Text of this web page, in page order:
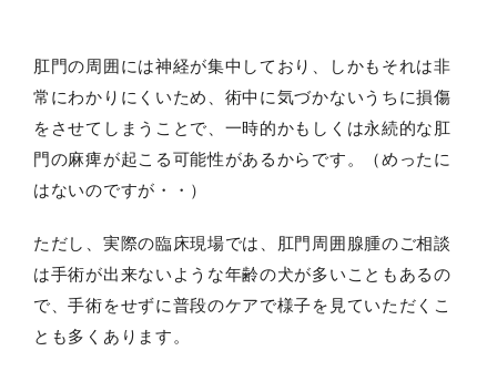
肛門の周囲には神経が集中しており、しかもそれは非
常にわかりにくいため、術中に気づかないうちに損傷
をさせてしまうことで、一時的かもしくは永続的な肛
門の麻痺が起こる可能性があるからです。（めったに
はないのですが・・）
ただし、実際の臨床現場では、肛門周囲腺腫のご相談
は手術が出来ないような年齢の犬が多いこともあるの
で、手術をせずに普段のケアで様子を見ていただくこ
とも多くあります。